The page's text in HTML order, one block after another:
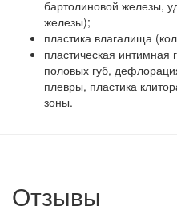
бартолиновой железы,
железы);
пластика влагалища
пластическая интимная
половых губ,
плевры, пластика
зоны.
Отзывы